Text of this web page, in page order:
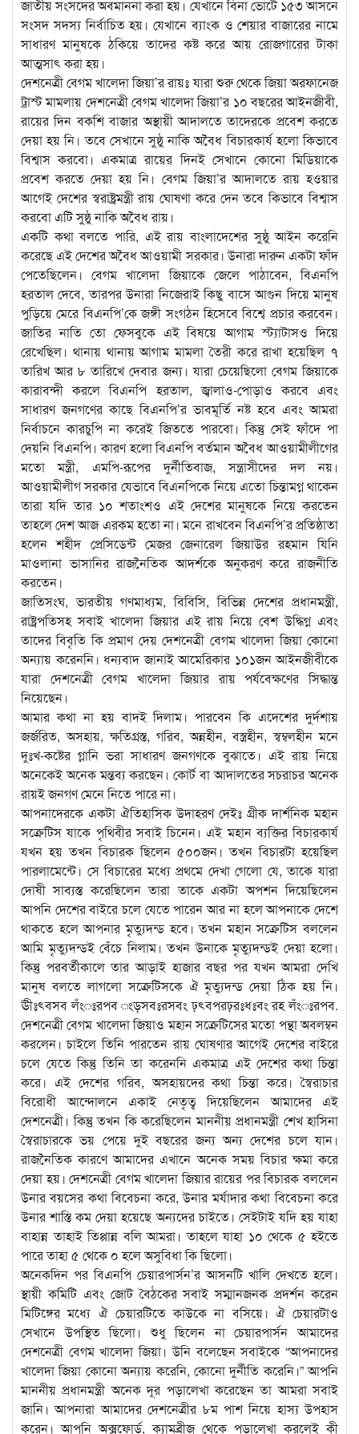
জাতীয় সংসদের অবমাননা করা হয়। যেখানে বিনা ভোটে ১৫৩ আসনে
সংসদ সদস্য নির্বাচিত হয়। যেখানে ব্যাংক ও শেয়ার বাজারের নামে
সাধারণ মানুষকে ঠকিয়ে তাদের কষ্ট করে আয় রোজগারের টাকা
আত্মসাৎ করা হয়।
দেশনেত্রী বেগম খালেদা জিয়া’র রায়ঃ যারা শুরু থেকে জিয়া অরফানেজ
ট্রাস্ট মামলায় দেশনেত্রী বেগম খালেদা জিয়া’র ১০ বছরের আইনজীবী,
রায়ের দিন বকশি বাজার অস্থায়ী আদালতে তাদেরকে প্রবেশ করতে
দেয়া হয় নি। তবে সেখানে সুষ্ঠু নাকি অবৈধ বিচারকার্য হলো কিভাবে
বিশ্বাস করবো। একমাত্র রায়ের দিনই সেখানে কোনো মিডিয়াকে
প্রবেশ করতে দেয়া হয় নি। বেগম জিয়া’র আদালতে রায় হওয়ার
আগেই দেশের স্বরাষ্ট্রমন্ত্রী রায় ঘোষণা করে দেন তবে কিভাবে বিশ্বাস
করবো এটি সুষ্ঠু নাকি অবৈধ রায়।
একটি কথা বলতে পারি, এই রায় বাংলাদেশের সুষ্ঠু আইন করেনি
করেছে এই দেশের অবৈধ আওয়ামী সরকার। উনারা দারুন একটা ফাঁদ
পেতেছিলেন। বেগম খালেদা জিয়াকে জেলে পাঠাবেন, বিএনপি
হরতাল দেবে, তারপর উনারা নিজেরাই কিছু বাসে আগুন দিয়ে মানুষ
পুড়িয়ে মেরে বিএনপি’কে জঙ্গী সংগঠন হিসেবে বিশ্বে প্রচার করবেন।
জাতির নাতি তো ফেসবুকে এই বিষয়ে আগাম স্ট্যাটাসও দিয়ে
রেখেছিল। থানায় থানায় আগাম মামলা তৈরী করে রাখা হয়েছিল ৭
তারিখ আর ৮ তারিখে দেবার জন্য। যারা চেয়েছিলো বেগম জিয়াকে
কারাবন্দী করলে বিএনপি হরতাল, জ্বালাও-পোড়াও করবে এবং
সাধারণ জনগণের কাছে বিএনপি’র ভাবমূর্তি নষ্ট হবে এবং আমরা
নির্বাচনে কারচুপি না করেই জিততে পারবো। কিন্তু সেই ফাঁদে পা
দেয়নি বিএনপি। কারণ হলো বিএনপি বর্তমান অবৈধ আওয়ামীলীগের
মতো মন্ত্রী, এমপি-রূপের দুর্নীতিবাজ, সন্ত্রাসীদের দল নয়।
আওয়ামীলীগ সরকার যেভাবে বিএনপিকে নিয়ে এতো চিন্তামগ্ন থাকেন
তারা যদি তার ১০ শতাংশও এই দেশের মানুষকে নিয়ে করতেন
তাহলে দেশ আজ এরকম হতো না। মনে রাখবেন বিএনপি’র প্রতিষ্ঠাতা
হলেন শহীদ প্রেসিডেন্ট মেজর জেনারেল জিয়াউর রহমান যিনি
মাওলানা ভাসানির রাজনৈতিক আদর্শকে অনুকরণ করে রাজনীতি
করতেন।
জাতিসংঘ, ভারতীয় গণমাধ্যম, বিবিসি, বিভিন্ন দেশের প্রধানমন্ত্রী,
রাষ্ট্রপতিসহ সবাই খালেদা জিয়ার এই রায় নিয়ে বেশ উদ্ধিগ্ন এবং
তাদের বিবৃতি কি প্রমাণ দেয় দেশনেত্রী বেগম খালেদা জিয়া কোনো
অন্যায় করেননি। ধন্যবাদ জানাই আমেরিকার ১০১জন আইনজীবীকে
যারা দেশনেত্রী বেগম খালেদা জিয়ার রায় পর্যবেক্ষণের সিদ্ধান্ত
নিয়েছেন।
আমার কথা না হয় বাদই দিলাম। পারবেন কি এদেশের দুর্দশায়
জর্জরিত, অসহায়, ক্ষতিগ্রস্ত, গরিব, অন্নহীন, বস্ত্রহীন, স্বম্বলহীন মনে
দুঃখ-কষ্টের গ্লানি ভরা সাধারণ জনগণকে বুঝাতে। এই রায় নিয়ে
অনেকেই অনেক মন্তব্য করছেন। কোর্ট বা আদালতের সচরাচর অনেক
রায়ই জনগণ মেনে নিতে পারে না।
আপনাদেরকে একটা ঐতিহাসিক উদাহরণ দেইঃ গ্রীক দার্শনিক মহান
সক্রেটিস যাকে পৃথিবীর সবাই চিনেন। এই মহান ব্যক্তির বিচারকার্য
যখন হয় তখন বিচারক ছিলেন ৫০০জন। তখন বিচারটা হয়েছিল
পারলামেন্টে। সে বিচারের মধ্যে প্রথমে দেখা গেলো যে, তাকে যারা
দোষী সাব্যস্ত করেছিলেন তারা তাকে একটা অপশন দিয়েছিলেন
আপনি দেশের বাইরে চলে যেতে পারেন আর না হলে আপনাকে দেশে
থাকতে হলে আপনার মৃত্যুদন্ড হবে। তখন মহান সক্রেটিস বললেন
আমি মৃত্যুদন্ডই বেঁচে নিলাম। তখন উনাকে মৃত্যুদন্ডই দেয়া হলো।
কিন্তু পরবর্তীকালে তার আড়াই হাজার বছর পর যখন আমরা দেখি
মানুষ বলতে লাগলো সক্রেটিসকে ঐ মৃত্যুদন্ড দেয়া ঠিক হয় নি।
ঊীঃৎবসব লঁংঃরপব ংড়সবঃরসবং ঢ়ৎবপরঢ়রঃধঃবং রহ লঁংঃরপব.
দেশনেত্রী বেগম খালেদা জিয়াও মহান সক্রেটিসের মতো পন্থা অবলম্বন
করলেন। চাইলে তিনি পারতেন রায় ঘোষণার আগেই দেশের বাইরে
চলে যেতে কিন্তু তিনি তা করেননি একমাত্র এই দেশের কথা চিন্তা
করে। এই দেশের গরিব, অসহায়দের কথা চিন্তা করে। স্বৈরাচার
বিরোধী আন্দোলনে একাই নেতৃত্ব দিয়েছিলেন আমাদের এই
দেশনেত্রী। কিন্তু তখন কি করেছিলেন মাননীয় প্রধানমন্ত্রী শেখ হাসিনা
স্বৈরাচারকে ভয় পেয়ে দুই বছরের জন্য অন্য দেশের চলে যান।
রাজনৈতিক কারণে আমাদের এখানে অনেক সময় বিচার ক্ষমা করে
দেয়া হয়। দেশনেত্রী বেগম খালেদা জিয়ার রায়ের পর বিচারক বললেন
উনার বয়সের কথা বিবেচনা করে, উনার মর্যাদার কথা বিবেচনা করে
উনার শাস্তি কম দেয়া হয়েছে অন্যদের চাইতে। সেইটাই যদি হয় যাহা
বাহান্ন তাহাই তিপ্পান্ন বলি আমরা। তাহলে যাহা ১০ থেকে ৫ হইতে
পারে তাহা ৫ থেকে ০ হলে অসুবিধা কি ছিলো।
অনেকদিন পর বিএনপি চেয়ারপার্সন’র আসনটি খালি দেখতে হলে।
স্থায়ী কমিটি এবং জোট বৈঠকের সবাই সম্মানজনক প্রদর্শন করেন
মিটিঙ্গের মধ্যে ঐ চেয়ারটিতে কাউকে না বসিয়ে। ঐ চেয়ারটাও
সেখানে উপস্থিত ছিলো। শুধু ছিলেন না চেয়ারপার্সন আমাদের
দেশনেত্রী বেগম খালেদা জিয়া। উনি বলেছেন সবাইকে “আপনাদের
খালেদা জিয়া কোনো অন্যায় করেনি, কোনো দুর্নীতি করেনি।” আপনি
মাননীয় প্রধানমন্ত্রী অনেক দূর পড়ালেখা করেছেন তা আমরা সবাই
জানি। আপনারা আমাদের দেশনেত্রীর ৮ম পাশ নিয়ে হাস্য উপহাস
করেন। আপনি অক্সফোর্ড, ক্যামব্রীজ থেকে পড়ালেখা করলেই কী